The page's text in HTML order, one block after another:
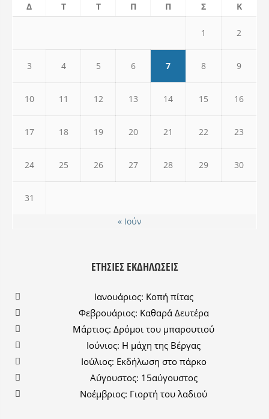
Δ Τ Τ Π Π Σ Κ
1 2
3 4 5 6 7 8 9
10 11 12 13 14 15 16
17 18 19 20 21 22 23
24 25 26 27 28 29 30
31
« Ιούν
ΕΤΉΣΙΕΣ ΕΚΔΗΛΏΣΕΙΣ
Ιανουάριος: Κοπή πίτας
Φεβρουάριος: Καθαρά Δευτέρα
Μάρτιος: Δρόμοι του μπαρουτιού
Ιούνιος: Η μάχη της Βέργας
Ιούλιος: Εκδήλωση στο πάρκο
Αύγουστος: 15αύγουστος
Νοέμβριος: Γιορτή του λαδιού